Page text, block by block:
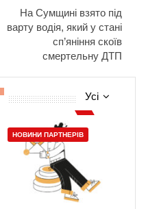
На Сумщині взято під
варту водія, який у стані
сп’яніння скоїв
смертельну ДТП
Усі
НОВИНИ ПАРТНЕРІВ